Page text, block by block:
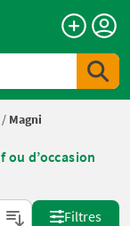
/ Magni
d’occasion
Filtres